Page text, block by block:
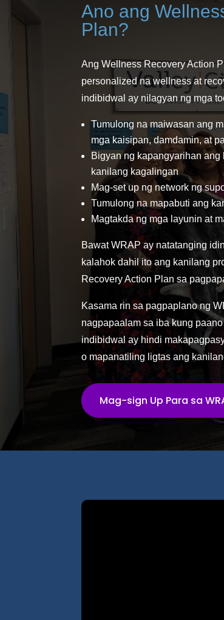
Ano ang
Plan?
Ang Wellness Recovery Action
personalized na wellness at
indibidwal ay nilagyan ng mga
Tumulong na maiwasan ang
mga kaisipan, damdamin, at
Bigyan ng kapangyarihan
kanilang kagalingan
Mag-set up ng network ng
Tumulong na mapabuti ang
Magtakda ng mga layunin at
Bawat WRAP ay natatanging
kalahok dahil ito ang kanilang
Recovery Action Plan sa
Kasama rin sa pagpaplano ng
nagpapaalam sa iba kung
indibidwal ay hindi
o mapanatiling ligtas ang
Mag-sign Up Para sa